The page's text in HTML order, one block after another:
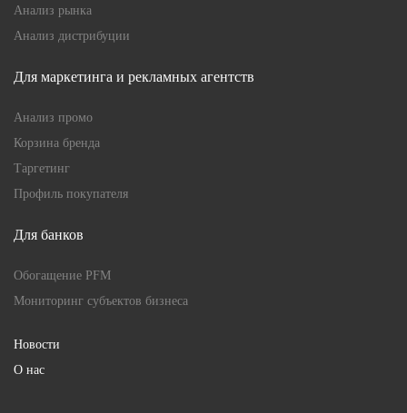
Анализ рынка
Анализ дистрибуции
Для маркетинга и рекламных агентств
Анализ промо
Корзина бренда
Таргетинг
Профиль покупателя
Для банков
Обогащение PFM
Мониторинг субъектов бизнеса
Новости
О нас